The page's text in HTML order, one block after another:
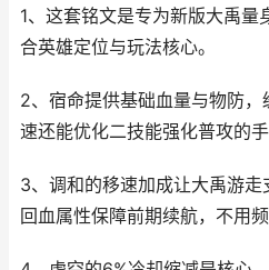
1、这套铭文是专为新版大禹量
合英雄定位与玩法核心。
2、宿命提供基础血量与物防
速还能优化二技能强化普攻的手
3、调和的移速加成让大禹游走
回血属性保障前期续航，不用